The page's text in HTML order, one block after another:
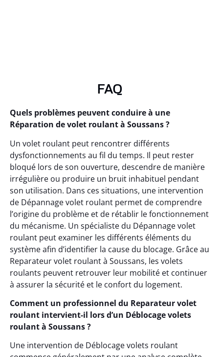
FAQ
Quels problèmes peuvent conduire à une
Réparation de volet roulant à Soussans ?
Un volet roulant peut rencontrer différents
dysfonctionnements au fil du temps. Il peut rester
bloqué lors de son ouverture, descendre de manière
irrégulière ou produire un bruit inhabituel pendant
son utilisation. Dans ces situations, une intervention
de Dépannage volet roulant permet de comprendre
l’origine du problème et de rétablir le fonctionnement
du mécanisme. Un spécialiste du Dépannage volet
roulant peut examiner les différents éléments du
système afin d’identifier la cause du blocage. Grâce au
Reparateur volet roulant à Soussans, les volets
roulants peuvent retrouver leur mobilité et continuer
à assurer la sécurité et le confort du logement.
Comment un professionnel du Reparateur volet
roulant intervient-il lors d’un Déblocage volets
roulant à Soussans ?
Une intervention de Déblocage volets roulant